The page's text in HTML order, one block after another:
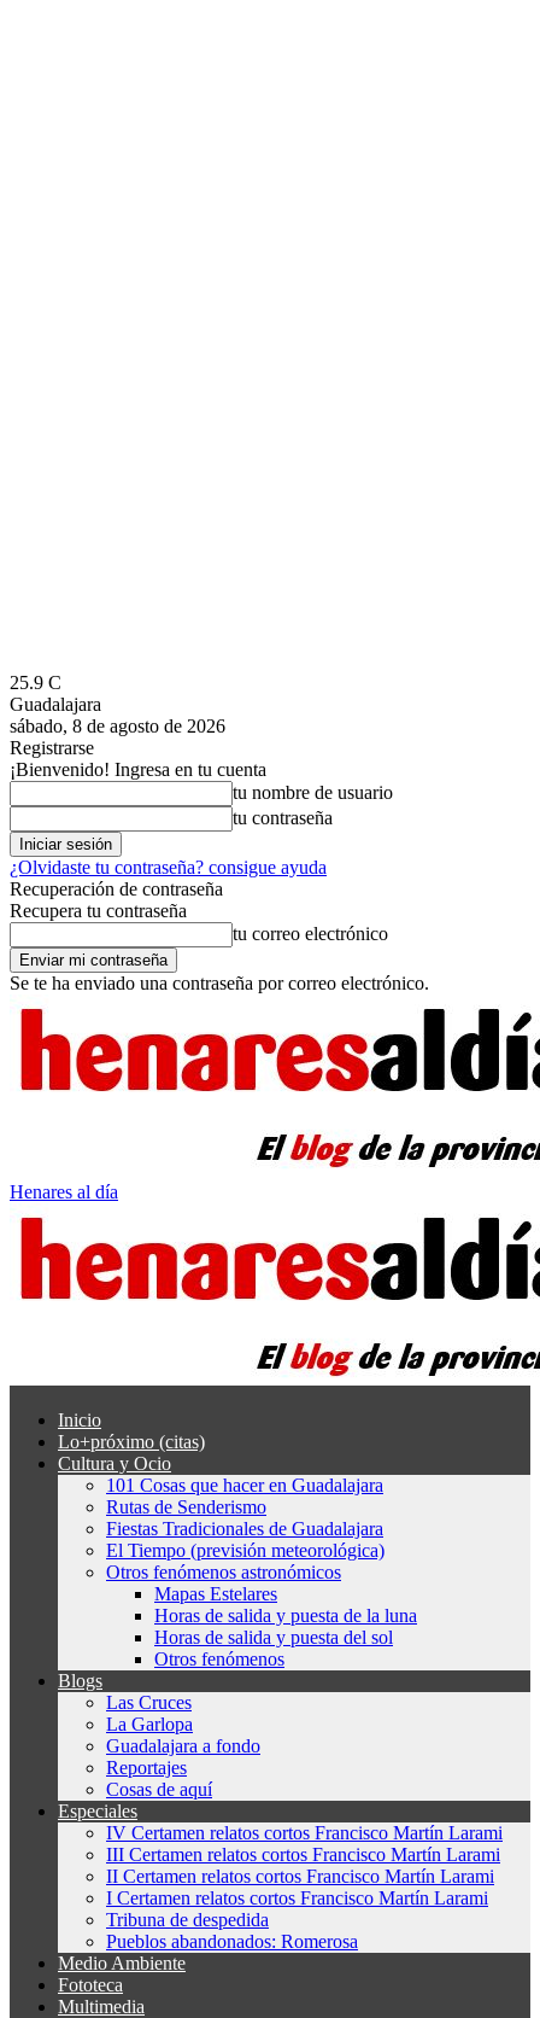
25.9 C
Guadalajara
sábado, 8 de agosto de 2026
Registrarse
¡Bienvenido! Ingresa en tu cuenta
tu nombre de usuario
tu contraseña
¿Olvidaste tu contraseña? consigue ayuda
Recuperación de contraseña
Recupera tu contraseña
tu correo electrónico
Se te ha enviado una contraseña por correo electrónico.
Henares al día
Inicio
Lo+próximo (citas)
Cultura y Ocio
101 Cosas que hacer en Guadalajara
Rutas de Senderismo
Fiestas Tradicionales de Guadalajara
El Tiempo (previsión meteorológica)
Otros fenómenos astronómicos
Mapas Estelares
Horas de salida y puesta de la luna
Horas de salida y puesta del sol
Otros fenómenos
Blogs
Las Cruces
La Garlopa
Guadalajara a fondo
Reportajes
Cosas de aquí
Especiales
IV Certamen relatos cortos Francisco Martín Larami
III Certamen relatos cortos Francisco Martín Larami
II Certamen relatos cortos Francisco Martín Larami
I Certamen relatos cortos Francisco Martín Larami
Tribuna de despedida
Pueblos abandonados: Romerosa
Medio Ambiente
Fototeca
Multimedia